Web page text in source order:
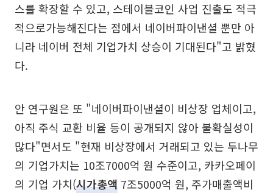
스를 확장할 수 있고, 스테이블코인 사업 진출도 적극
적으로가능해진다는 점에서 네이버파이낸셜 뿐만 아
니라 네이버 전체 기업가치 상승이 기대된다"고 밝혔
다.
안 연구원은 또 "네이버파이낸셜이 비상장 업체이고,
아직 주식 교환 비율 등이 공개되지 않아 불확실성이
많다"면서도 "현재 비상장에서 거래되고 있는 두나무
의 기업가치는 10조7000억 원 수준이고, 카카오페이
의 기업 가치(시가총액 7조5000억 원, 주가매출액비